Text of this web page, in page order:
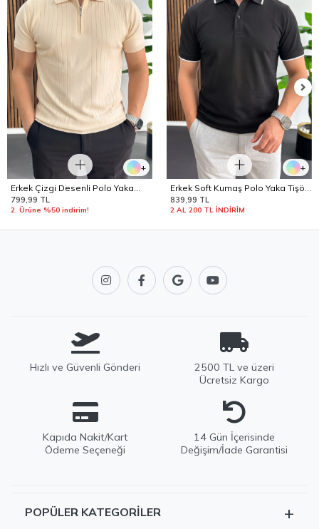
+
Erkek Çizgi Desenli Polo Yaka
Krem Edw458
799,99 TL
2. Ürüne %50 indirim!
+
Erkek Soft Kumaş Polo Yaka Tişört
Siyah Edw506
839,99 TL
2 AL 200 TL İNDİRİM
Hızlı ve Güvenli Gönderi
2500 TL ve üzeri
Ücretsiz Kargo
Kapıda Nakit/Kart
Ödeme Seçeneği
14 Gün İçerisinde
Değişim/İade Garantisi
POPÜLER KATEGORILER +